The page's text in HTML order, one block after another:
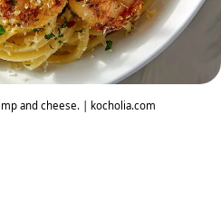
and cheese. | kocholia.com